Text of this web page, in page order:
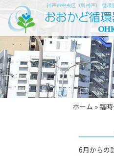
神戸市中央区（新神戸） 循
ホーム »臨
6月からの